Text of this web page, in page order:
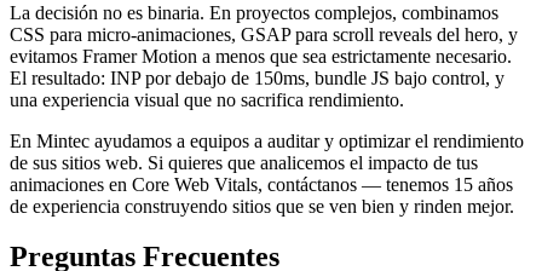
La decisión no es binaria. En proyectos complejos, combinamos
CSS para micro-animaciones, GSAP para scroll reveals del hero, y
evitamos Framer Motion a menos que sea estrictamente necesario.
El resultado: INP por debajo de 150ms, bundle JS bajo control, y
una experiencia visual que no sacrifica rendimiento.
En Mintec ayudamos a equipos a auditar y optimizar el rendimiento
de sus sitios web. Si quieres que analicemos el impacto de tus
animaciones en Core Web Vitals, contáctanos — tenemos 15 años
de experiencia construyendo sitios que se ven bien y rinden mejor.
Preguntas Frecuentes